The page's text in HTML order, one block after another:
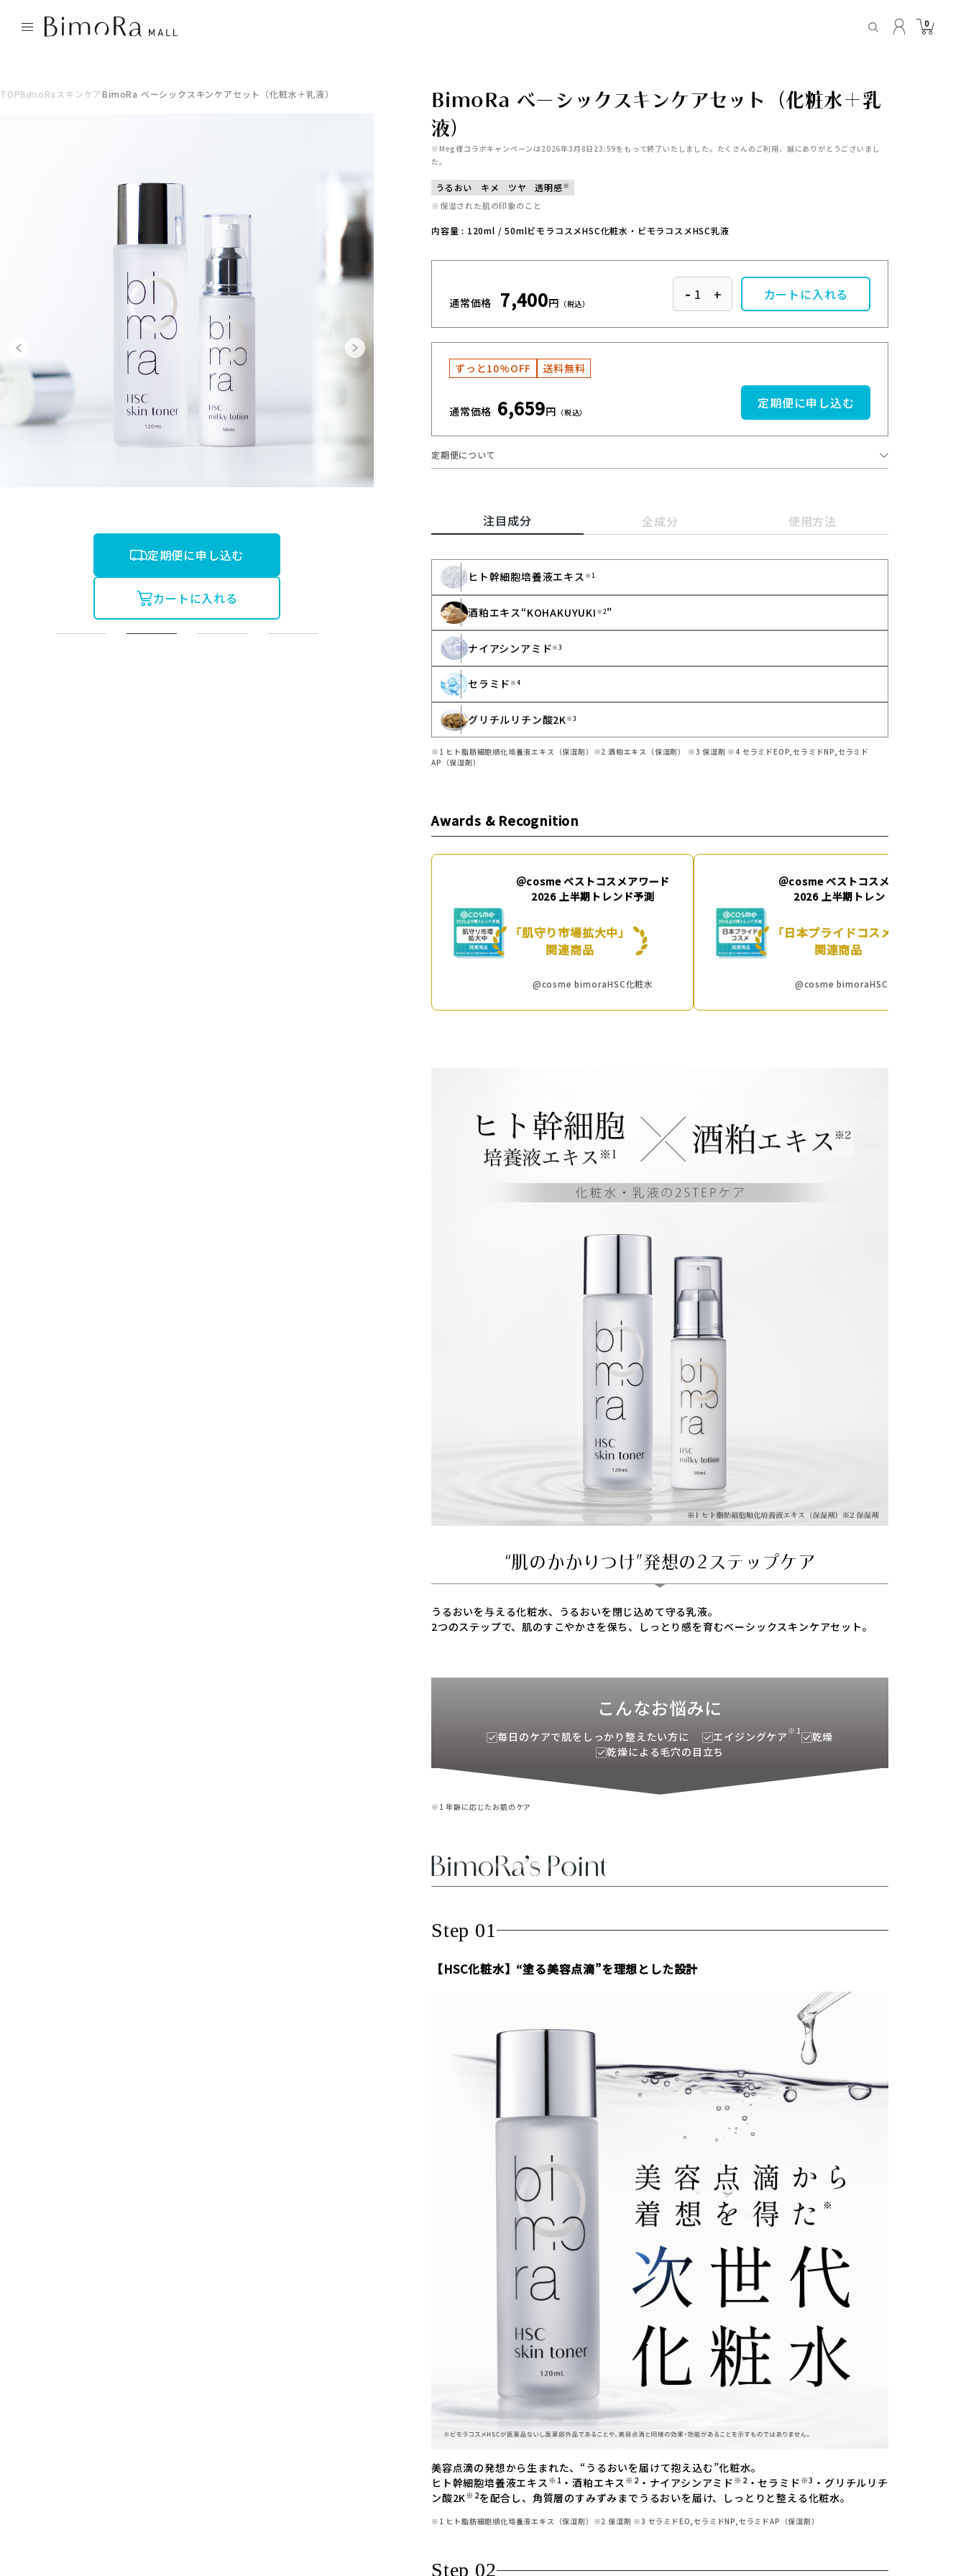
0
TOPBimoRaスキンケアBimoRa ベーシックスキンケアセット（化粧水＋乳液）
定期便に申し込む
カートに入れる
BimoRa ベーシックスキンケアセット（化粧水＋乳
液）
※Meg様コラボキャンペーンは2026年3月8日23:59をもって終了いたしました。たくさんのご利用、誠にありがとうございまし
た。
うるおい キメ ツヤ 透明感※
※保湿された肌の印象のこと
内容量 : 120ml / 50mlビモラコスメHSC化粧水・ビモラコスメHSC乳液
通常価格 7,400円 （税込） - + カートに入れる
ずっと10%OFF 送料無料
通常価格 6,659円 （税込）
定期便に申し込む
定期便について
注目成分 全成分 使用方法
ヒト幹細胞培養液エキス ※1
酒粕エキス“KOHAKUYUKI ※2"
ナイアシンアミド※3
セラミド ※4
グリチルリチン酸2K※3
※1 ヒト脂肪細胞順化培養液エキス（保湿剤）※2 酒粕エキス（保湿剤） ※3 保湿剤 ※4 セラミドEOP,セラミドNP,セラミド
AP（保湿剤）
Awards & Recognition
＠cosme ベストコスメアワード
2026 上半期トレンド予測
「肌守り市場拡大中」
関連商品
@cosme bimoraHSC化粧水
＠cosme ベストコスメアワード
2026 上半期トレンド予測
「日本プライドコスメ」
関連商品
@cosme bimoraHSC化粧水
“肌のかかりつけ”発想の 2ステップケア
うるおいを与える化粧水、うるおいを閉じ込めて守る乳液。
2つのステップで、肌のすこやかさを保ち、しっとり感を育むベーシックスキンケアセット。
こんなお悩みに
毎日のケアで肌をしっかり整えたい方に エイジングケア ※1
乾燥
乾燥による毛穴の目立ち
※1 年齢に応じたお肌のケア
Step 01
【HSC化粧水】“塗る美容点滴”を理想とした設計
美容点滴の発想から生まれた、“うるおいを届けて抱え込む”化粧水。
ヒト幹細胞培養液エキス ※1 ・酒粕エキス ※2 ・ナイアシンアミド ※2 ・セラミド ※3 ・グリチルリチ
ン酸2K※2を配合し、角質層のすみずみまでうるおいを届け、しっとりと整える化粧水。
※1 ヒト脂肪細胞順化培養液エキス（保湿剤）※2 保湿剤 ※3 セラミドEO,セラミドNP,セラミドAP（保湿剤）
Step 02